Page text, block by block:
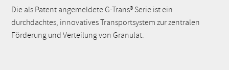
Die als Patent angemeldete G-Trans® Serie ist ein
durchdachtes, innovatives Transportsystem zur zentralen
Förderung und Verteilung von Granulat.